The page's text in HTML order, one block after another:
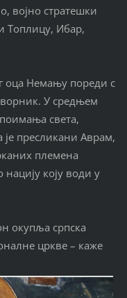
војно стратешки
Топлицу, Ибар,
оца Немању пореди с
У средњем
света,
је пресликани Аврам,
племена
коју води у
окупља српска
цркве – каже